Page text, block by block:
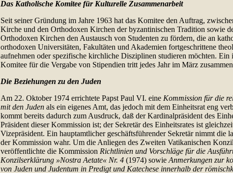
Das Katholische Komitee für Kulturelle Zusammenarbeit
Seit seiner Gründung im Jahre 1963 hat das Komitee den Auftrag,
Kirche und den Orthodoxen Kirchen der byzantinischen Tradition sowie
Orthodoxen Kirchen den Austausch von Studenten zu fördern, die an
orthodoxen Universitäten, Fakultäten und Akademien fortgeschrittene
aufnehmen oder spezifische kirchliche Disziplinen studieren möchten. Ein
Komitee für die Vergabe von Stipendien tritt jedes Jahr im März
Die Beziehungen zu den Juden
Am 22. Oktober 1974 errichtete Papst Paul VI. eine Kommission für die
mit den Juden als ein eigenes Amt, das jedoch mit dem Einheitsrat eng
kommt bereits dadurch zum Ausdruck, daß der Kardinalpräsident des
Präsident dieser Kommission ist; der Sekretär des Einheitsrates ist
Vizepräsident. Ein hauptamtlicher geschäftsführender Sekretär nimmt die
der Kommission wahr. Um die Anliegen des Zweiten Vatikanischen
veröffentlichte die Kommission Richtlinien und Vorschläge für die
Konzilserklärung »Nostra Aetate« Nr. 4 (1974) sowie Anmerkungen zur
von Juden und Judentum in Predigt und Katechese innerhalb der